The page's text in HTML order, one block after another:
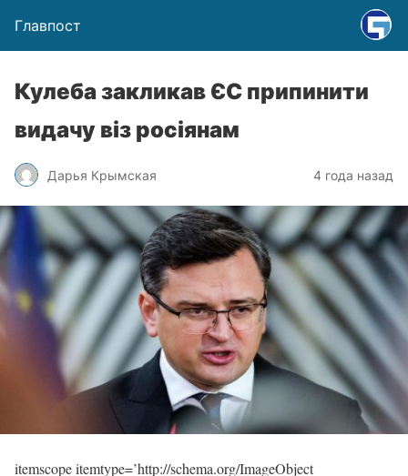
Главпост
Кулеба закликав ЄС припинити
видачу віз росіянам
Дарья Крымская 4 года назад
itemscope itemtype=’http://schema.org/ImageObject